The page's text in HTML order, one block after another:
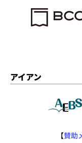
アイアン
【賛助